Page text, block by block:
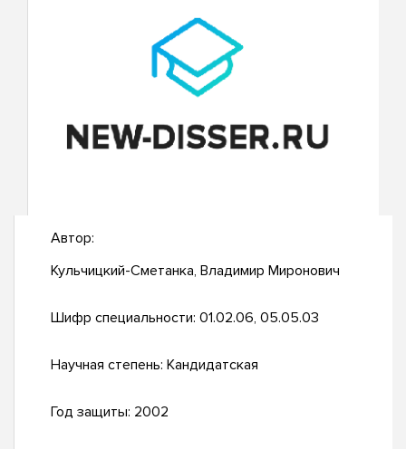
Автор:
Кульчицкий-Сметанка, Владимир Миронович
Шифр специальности: 01.02.06, 05.05.03
Научная степень: Кандидатская
Год защиты: 2002